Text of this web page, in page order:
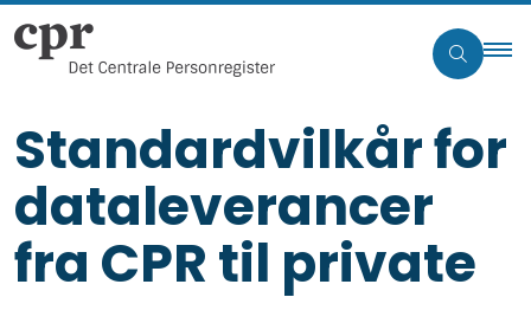
Standardvilkår for
dataleverancer
fra CPR til private